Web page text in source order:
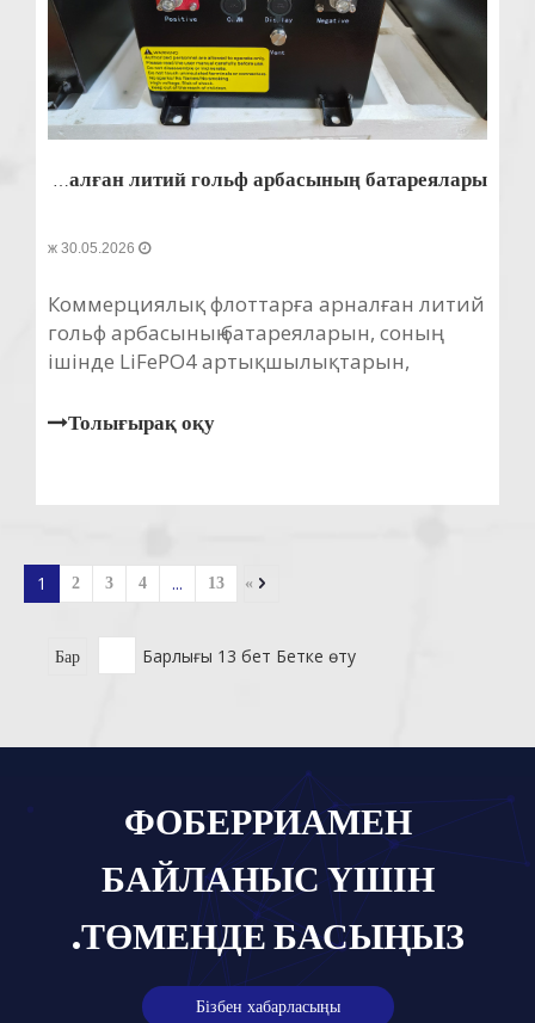
Таза коммерциялық ұтқырлыққа арналған литий гольф арбасының батареялары
Коммерциялық флоттарға арналған литий
гольф арбасының батареяларын, соның
ішінде LiFePO4 артықшылықтарын,
және FOBERRIA 25,6V 105Ah өнім
Толығырақ оқу
1 2 3 4 ... 13 »
Барлығы 13 бет Бетке өту
Бар
ФОБЕРРИАМЕН
БАЙЛАНЫС ҮШІН
ТӨМЕНДЕ БАСЫҢЫЗ.
Бізбен хабарласыңы